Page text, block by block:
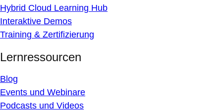
Hybrid Cloud Learning Hub
Interaktive Demos
Training & Zertifizierung
Lernressourcen
Blog
Events und Webinare
Podcasts und Videos